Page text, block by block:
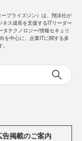
ープライズジン）は、翔泳社が
ス成長を支援するITリーダー
タテクノロジー/情報セキュリ
を中心に、企業ITに関する多
告掲載のご案内